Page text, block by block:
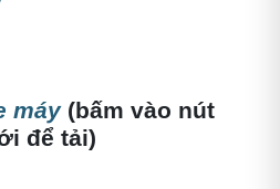
máy(bấm vào nút
để tải)